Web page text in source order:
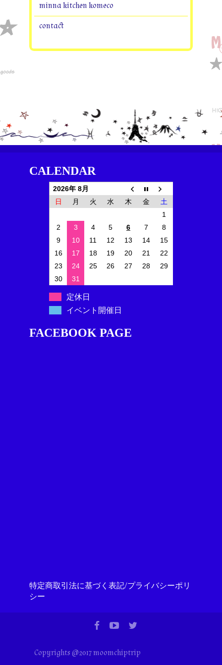
minna kitchen komeco
contact
CALENDAR
2026年 8月
日
月 火 水 木 金
土
1
2
3 4 5 6 7
8
9
10 11 12 13 14
15
16
17 18 19 20 21
22
23
24 25 26 27 28
29
30
31
定休日
イベント開催日
FACEBOOK PAGE
特定商取引法に基づく表記/プライバシーポリ
シー
Copyrights @2017 moomchiptrip